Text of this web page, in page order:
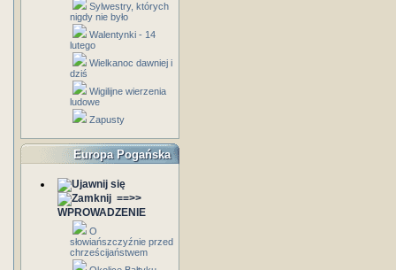
Sylwestry, których
nigdy nie było
Walentynki - 14
lutego
Wielkanoc dawniej i
dziś
Wigilijne wierzenia
ludowe
Zapusty
Europa Pogańska
==>>
WPROWADZENIE
O
słowiańszczyźnie przed
chrześcijaństwem